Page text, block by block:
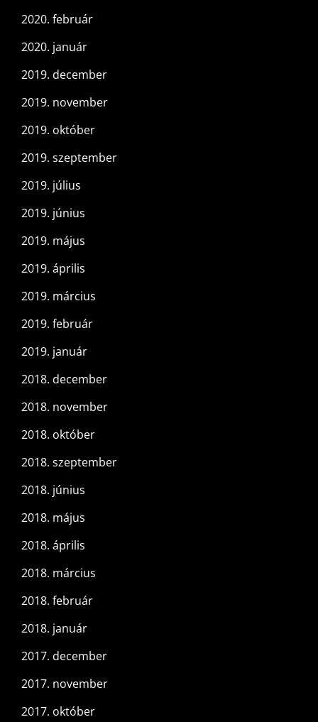
2020. február
2020. január
2019. december
2019. november
2019. október
2019. szeptember
2019. július
2019. június
2019. május
2019. április
2019. március
2019. február
2019. január
2018. december
2018. november
2018. október
2018. szeptember
2018. június
2018. május
2018. április
2018. március
2018. február
2018. január
2017. december
2017. november
2017. október